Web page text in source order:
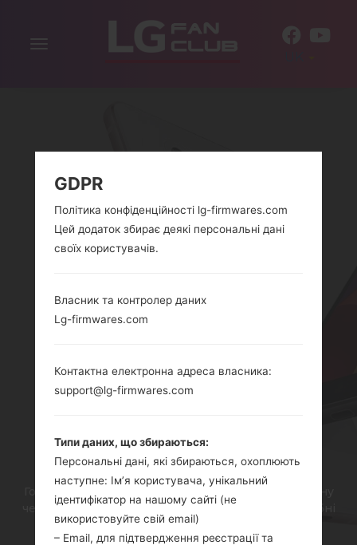
Включити
ЯК ВИДАЛИТИ УСІ
ЧЕРЕЗ МЕНЮ НА LG
COSMOS ТА ПОДІБНІ
СЕРІЇ?
→
Як видалити усі дані з телефону
через меню на LG Viewty, Revere, Cosmos та подібні
серії?
GDPR
Політика конфіденційності lg-firmwares.com
Цей додаток збирає деякі персональні дані
своїх користувачів.
Власник та контролер даних
Lg-firmwares.com
Контактна електронна адреса власника:
support@lg-firmwares.com
Типи даних, що збираються:
Персональні дані, які збираються, охоплюють
наступне: Ім’я користувача, унікальний
ідентифікатор на нашому сайті (не
використовуйте свій email)
– Email, для підтвердження реєстрації та